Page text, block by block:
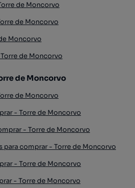
de Moncorvo
de Moncorvo
Moncorvo
de Moncorvo
de Moncorvo
de Moncorvo
- Torre de Moncorvo
- Torre de Moncorvo
para comprar - Torre de Moncorvo
- Torre de Moncorvo
- Torre de Moncorvo